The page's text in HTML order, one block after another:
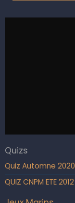
Quizs
Quiz Automne 2020
QUIZ CNPM ETE 2012